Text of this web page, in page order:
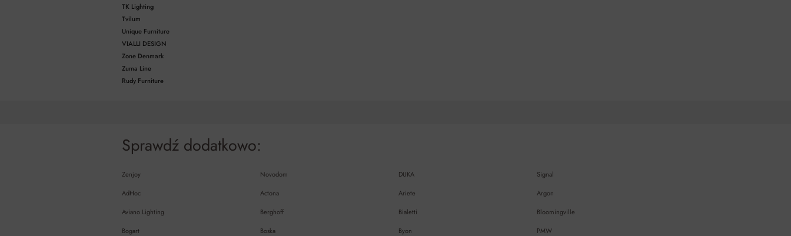
TK Lighting
Tvilum
Unique Furniture
VIALLI DESIGN
Zone Denmark
Zuma Line
Rudy Furniture
Sprawdź dodatkowo:
Zenjoy Novodom DUKA
Signal
AdHoc
Actona Ariete
Argon
Aviano Lighting
Berghoff Bialetti
Bloomingville
Bogart
Boska Byon
PMW